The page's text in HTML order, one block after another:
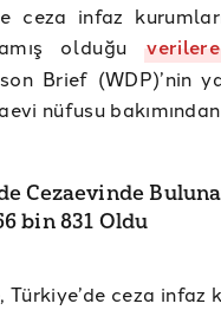
ceza infaz
olduğu
Brief (WDP)’nin
nüfusu
Cezaevinde
bin 831 Oldu
ceza